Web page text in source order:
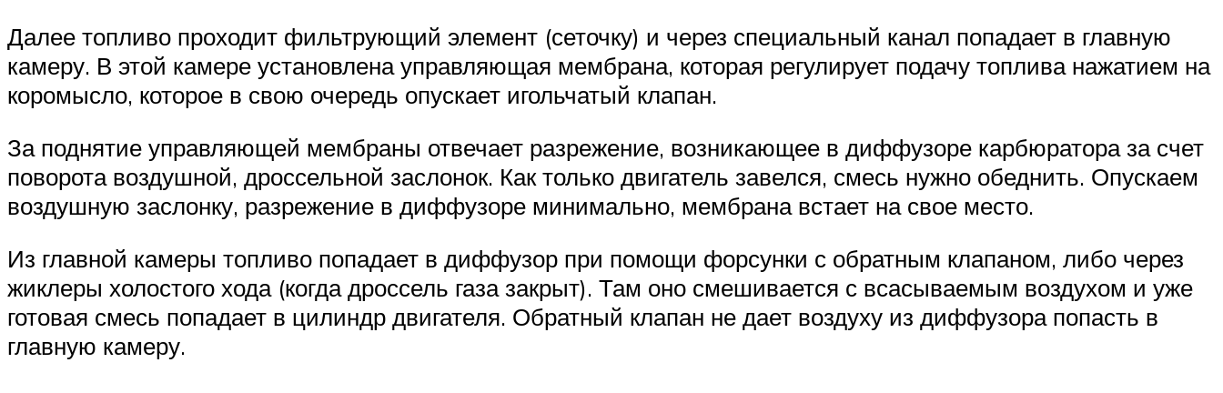
Далее топливо проходит фильтрующий элемент (сеточку) и через специальный канал попадает в главную
камеру. В этой камере установлена управляющая мембрана, которая регулирует подачу топлива нажатием на
коромысло, которое в свою очередь опускает игольчатый клапан.
За поднятие управляющей мембраны отвечает разрежение, возникающее в диффузоре карбюратора за счет
поворота воздушной, дроссельной заслонок. Как только двигатель завелся, смесь нужно обеднить. Опускаем
воздушную заслонку, разрежение в диффузоре минимально, мембрана встает на свое место.
Из главной камеры топливо попадает в диффузор при помощи форсунки с обратным клапаном, либо через
жиклеры холостого хода (когда дроссель газа закрыт). Там оно смешивается с всасываемым воздухом и уже
готовая смесь попадает в цилиндр двигателя. Обратный клапан не дает воздуху из диффузора попасть в
главную камеру.